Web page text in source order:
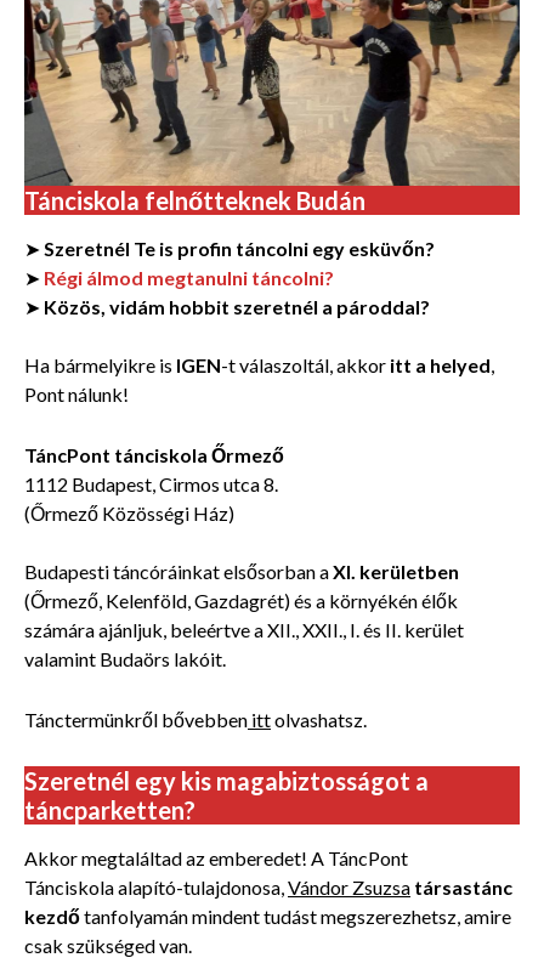
Tánciskola felnőtteknek Budán
➤ Szeretnél Te is profin táncolni egy esküvőn?
➤ Régi álmod megtanulni táncolni?
➤ Közös, vidám hobbit szeretnél a pároddal?
Ha bármelyikre is IGEN-t válaszoltál, akkor itt a helyed
Pont nálunk!
TáncPont tánciskola Őrmező
1112 Budapest, Cirmos utca 8.
(Őrmező Közösségi Ház)
Budapesti táncóráinkat elsősorban aXI. kerületben
(Őrmező, Kelenföld, Gazdagrét) és a környékén élők
számára ajánljuk, beleértve a XII., XXII., I. és II. kerület
valamint Budaörs lakóit.
Tánctermünkről bővebben ittolvashatsz.
Szeretnél egy kis magabiztosságot a
táncparketten?
Akkor megtaláltad az emberedet! A TáncPont
Tánciskola alapító-tulajdonosa, Vándor Zsuzsa társastánc
kezdőtanfolyamánmindent tudást megszerezhetsz, amire
csak szükséged van.